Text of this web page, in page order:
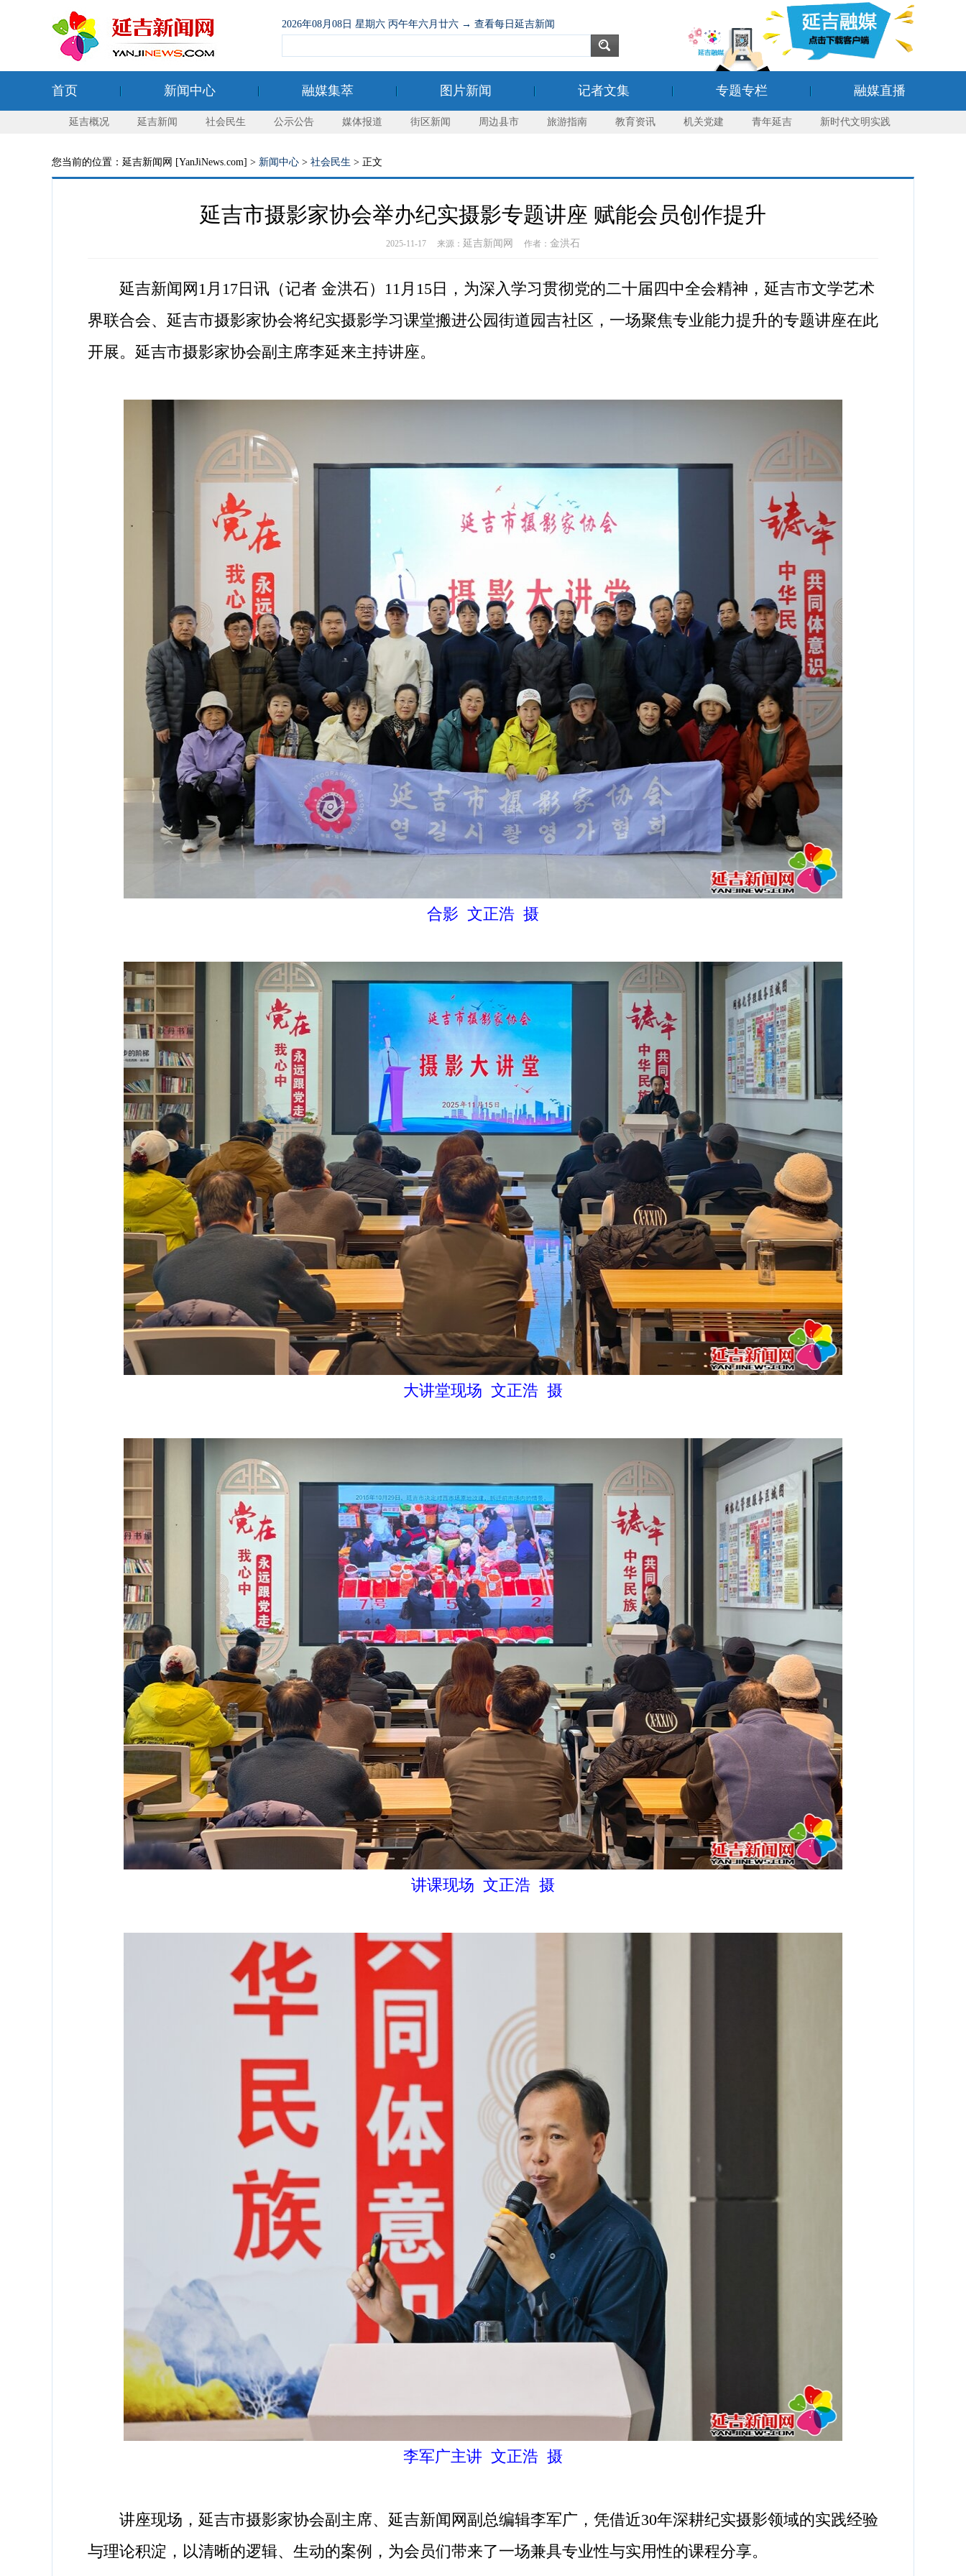
2026年08月08日 星期六 丙午年六月廿六 → 查看每日延吉新闻
首页 新闻中心 融媒集萃 图片新闻 记者文集 专题专栏 融媒直播
延吉概况 延吉新闻 社会民生 公示公告 媒体报道 街区新闻 周边县市 旅游指南 教育资讯 机关党建 青年延吉 新时代文明实践
您当前的位置：延吉新闻网 [YanJiNews.com] > 新闻中心 > 社会民生 > 正文
延吉市摄影家协会举办纪实摄影专题讲座 赋能会员创作提升
2025-11-17 来源： 延吉新闻网 作者： 金洪石
延吉新闻网1月17日讯（记者 金洪石）11月15日，为深入学习贯彻党的二十届四中全会精神，延吉市文学艺术
界联合会、延吉市摄影家协会将纪实摄影学习课堂搬进公园街道园吉社区，一场聚焦专业能力提升的专题讲座在此
开展。延吉市摄影家协会副主席李延来主持讲座。
合影 文正浩 摄
大讲堂现场 文正浩 摄
讲课现场 文正浩 摄
李军广主讲 文正浩 摄
讲座现场，延吉市摄影家协会副主席、延吉新闻网副总编辑李军广，凭借近30年深耕纪实摄影领域的实践经验
与理论积淀，以清晰的逻辑、生动的案例，为会员们带来了一场兼具专业性与实用性的课程分享。